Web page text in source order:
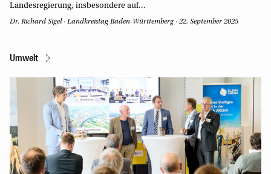
Landesregierung, insbesondere auf...
Dr. Richard Sigel · Landkreistag Baden-Württemberg · 22. September 2025
Umwelt